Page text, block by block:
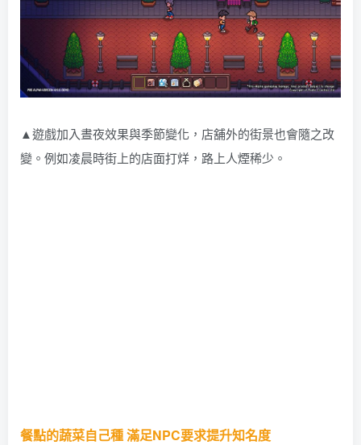
▲遊戲加入晝夜效果與季節變化，店舖外的街景也會隨之改
變。例如凌晨時街上的店面打烊，路上人煙稀少。
餐點的蔬菜自己種 滿足NPC要求提升知名度